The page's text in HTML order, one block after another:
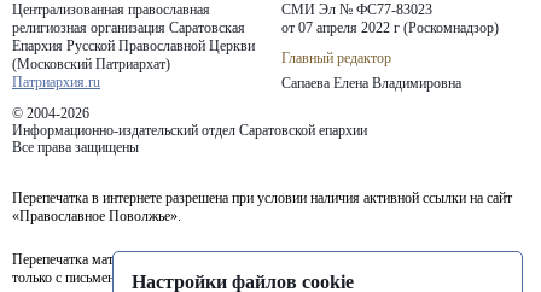
Централизованная православная
религиозная организация Саратовская
Епархия Русской Православной Церкви
(Московский Патриархат)
Патриархия.ru
СМИ Эл № ФС77-83023
от 07 апреля 2022 г (Роскомнадзор)
Главный редактор
Сапаева Елена Владимировна
© 2004-2026
Информационно-издательский отдел Саратовской епархии
Все права защищены
Перепечатка в интернете разрешена при условии наличия активной ссылки на сайт
«Православное Поволжье».
Перепечатка материалов портала в печатных изданиях (книгах, прессе) возможна
только с письменного разрешения редакции.
Настройки файлов cookie